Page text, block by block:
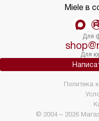
Miele в
Для
Для
© 2004 – 2026
Политика